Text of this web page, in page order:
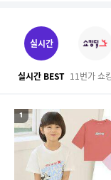
11 서울랜드 자유이용
14 엄마옷
17 하이원 워터월드
중고음료수냉장고
실시간
실시간 BEST 11번가 쇼
1